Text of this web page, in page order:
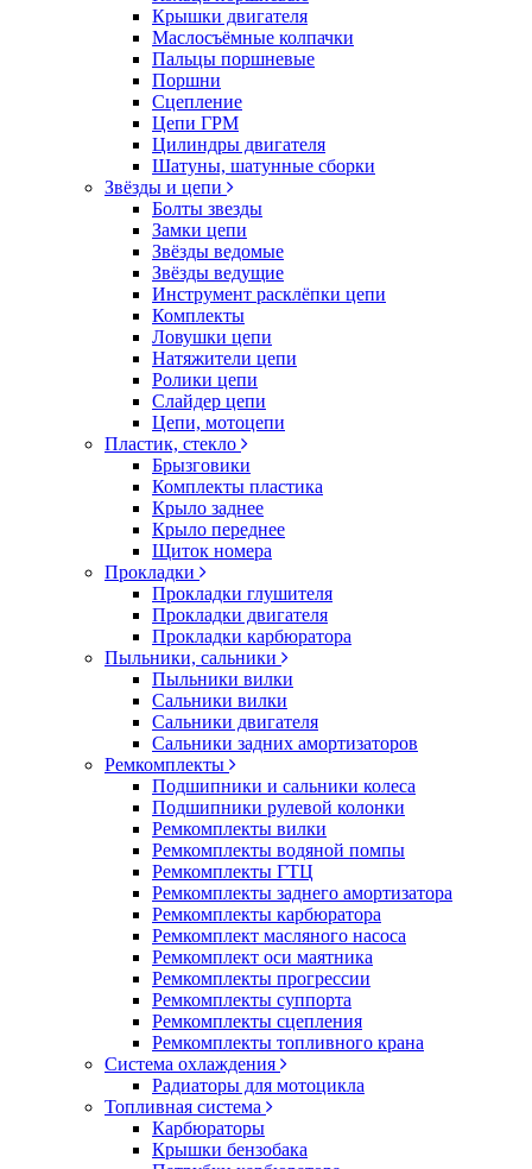
Крышки двигателя
Маслосъёмные колпачки
Пальцы поршневые
Поршни
Сцепление
Цепи ГРМ
Цилиндры двигателя
Шатуны, шатунные сборки
Звёзды и цепи
Болты звезды
Замки цепи
Звёзды ведомые
Звёзды ведущие
Инструмент расклёпки цепи
Комплекты
Ловушки цепи
Натяжители цепи
Ролики цепи
Слайдер цепи
Цепи, мотоцепи
Пластик, стекло
Брызговики
Комплекты пластика
Крыло заднее
Крыло переднее
Щиток номера
Прокладки
Прокладки глушителя
Прокладки двигателя
Прокладки карбюратора
Пыльники, сальники
Пыльники вилки
Сальники вилки
Сальники двигателя
Сальники задних амортизаторов
Ремкомплекты
Подшипники и сальники колеса
Подшипники рулевой колонки
Ремкомплекты вилки
Ремкомплекты водяной помпы
Ремкомплекты ГТЦ
Ремкомплекты заднего амортизатора
Ремкомплекты карбюратора
Ремкомплект масляного насоса
Ремкомплект оси маятника
Ремкомплекты прогрессии
Ремкомплекты суппорта
Ремкомплекты сцепления
Ремкомплекты топливного крана
Система охлаждения
Радиаторы для мотоцикла
Топливная система
Карбюраторы
Крышки бензобака